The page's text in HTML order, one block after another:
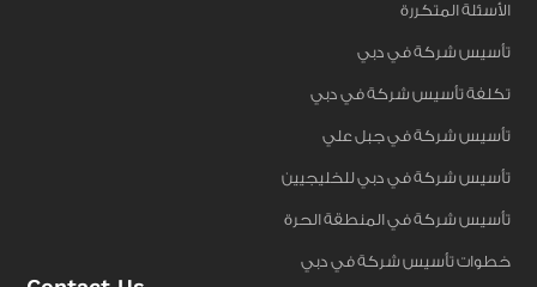
الأسئلة المتكررة
تأسيس شركة في دبي
تكلفة تأسيس شركة في دبي
تأسيس شركة في جبل علي
تأسيس شركة في دبي للخليجيين
تأسيس شركة في المنطقة الحرة
خطوات تأسيس شركة في دبي